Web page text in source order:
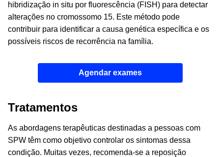
hibridização in situ por fluorescência (FISH) para detectar
alterações no cromossomo 15. Este método pode
contribuir para identificar a causa genética específica e os
possíveis riscos de recorrência na família.
Agendar exames
Tratamentos
As abordagens terapêuticas destinadas a pessoas com
SPW têm como objetivo controlar os sintomas dessa
condição. Muitas vezes, recomenda-se a reposição